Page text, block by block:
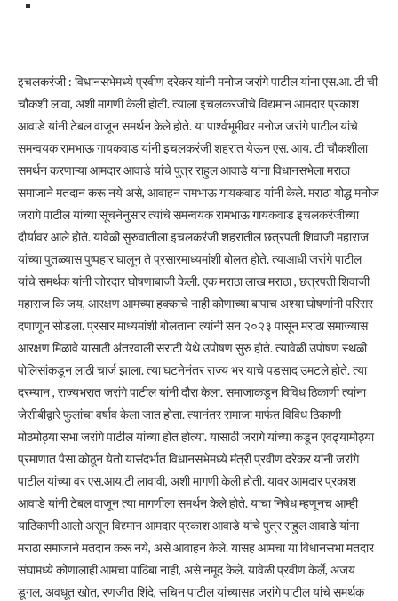
इचलकरंजी : विधानसभेमध्ये प्रवीण दरेकर यांनी मनोज जरांगे पाटील यांना एस.आ. टी ची
चौकशी लावा, अशी मागणी केली होती. त्याला इचलकरंजीचे विद्यमान आमदार प्रकाश
आवाडे यांनी टेबल वाजून समर्थन केले होते. या पार्श्वभूमीवर मनोज जरांगे पाटील यांचे
समन्वयक रामभाऊ गायकवाड यांनी इचलकरंजी शहरात येऊन एस. आय. टी चौकशीला
समर्थन करणाऱ्या आमदार आवाडे यांचे पुत्र राहुल आवाडे यांना विधानसभेला मराठा
समाजाने मतदान करू नये असे, आवाहन रामभाऊ गायकवाड यांनी केले. मराठा योद्ध मनोज
जरागे पाटील यांच्या सूचनेनुसार त्यांचे समन्वयक रामभाऊ गायकवाड इचलकरंजीच्या
दौर्यावर आले होते. यावेळी सुरुवातीला इचलकरंजी शहरातील छत्रपती शिवाजी महाराज
यांच्या पुतळ्यास पुष्पहार घालून ते प्रसारमाध्यमांशी बोलत होते. त्याआधी जरांगे पाटील
यांचे समर्थक यांनी जोरदार घोषणाबाजी केली. एक मराठा लाख मराठा , छत्रपती शिवाजी
महाराज कि जय, आरक्षण आमच्या हक्काचे नाही कोणाच्या बापाच अश्या घोषणांनी परिसर
दणाणून सोडला. प्रसार माध्यमांशी बोलताना त्यांनी सन २०२३ पासून मराठा समाज्यास
आरक्षण मिळावे यासाठी अंतरवाली सराटी येथे उपोषण सुरु होते. त्यावेळी उपोषण स्थळी
पोलिसांकडून लाठी चार्ज झाला. त्या घटनेनंतर राज्य भर याचे पडसाद उमटले होते. त्या
दरम्यान , राज्यभरात जरांगे पाटील यांनी दौरा केला. समाजाकडून विविध ठिकाणी त्यांना
जेसीबीद्वारे फुलांचा वर्षाव केला जात होता. त्यानंतर समाजा मार्फत विविध ठिकाणी
मोठमोठ्या सभा जरांगे पाटील यांच्या होत होत्या. यासाठी जरागे यांच्या कडून एवढ्यामोठ्या
प्रमाणात पैसा कोठून येतो यासंदर्भात विधानसभेमध्ये मंत्री प्रवीण दरेकर यांनी जरांगे
पाटील यांच्या वर एस.आय.टी लावावी, अशी मागणी केली होती. यावर आमदार प्रकाश
आवाडे यांनी टेबल वाजून त्या मागणीला समर्थन केले होते. याचा निषेध म्हणूनच आम्ही
याठिकाणी आलो असून विद्द्मान आमदार प्रकाश आवाडे यांचे पुत्र राहुल आवाडे यांना
मराठा समाजाने मतदान करू नये, असे आवाहन केले. यासह आमचा या विधानसभा मतदार
संघामध्ये कोणालाही आमचा पाठिंबा नाही, असे नमूद केले. यावेळी प्रवीण केर्ले, अजय
डूगल, अवधूत खोत, रणजीत शिंदे, सचिन पाटील यांच्यासह जरांगे पाटील यांचे समर्थक